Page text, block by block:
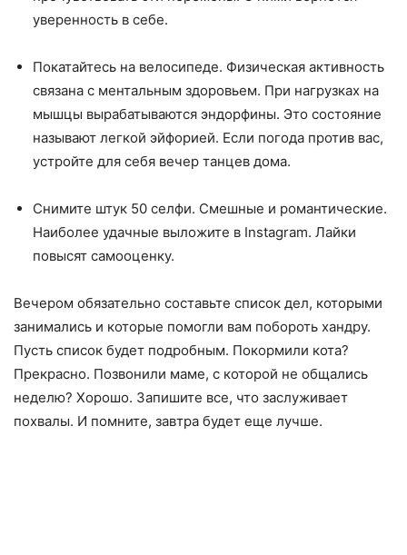
уверенность в себе.
Покатайтесь на велосипеде. Физическая активность
связана с ментальным здоровьем. При нагрузках на
мышцы вырабатываются эндорфины. Это состояние
называют легкой эйфорией. Если погода против вас,
устройте для себя вечер танцев дома.
Снимите штук 50 селфи. Смешные и романтические.
Наиболее удачные выложите в Instagram. Лайки
повысят самооценку.
Вечером обязательно составьте список дел, которыми
занимались и которые помогли вам побороть хандру.
Пусть список будет подробным. Покормили кота?
Прекрасно. Позвонили маме, с которой не общались
неделю? Хорошо. Запишите все, что заслуживает
похвалы. И помните, завтра будет еще лучше.